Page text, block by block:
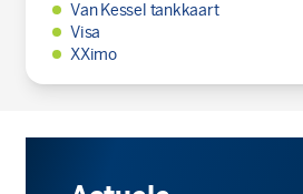
Van Kessel tankkaart
Visa
XXimo